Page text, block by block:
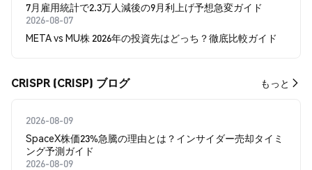
7月雇用統計で2.3万人減後の9月利上げ予想急変ガイド
2026-08-07
META vs MU株 2026年の投資先はどっち？徹底比較ガイド
CRISPR (CRISP) ブログ もっと
2026-08-09
SpaceX株価23%急騰の理由とは？インサイダー売却タイミ
ング予測ガイド
2026-08-09